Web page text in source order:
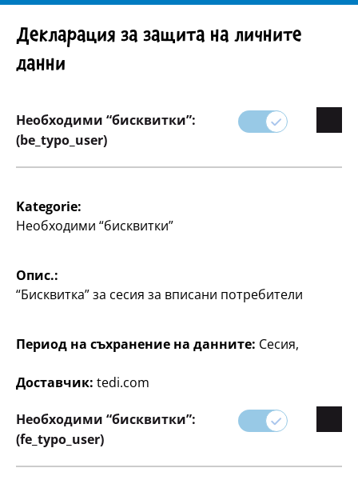
Асортимент
Поддържайте дома си чист и организиран с
TEDi.
Селекцията ни включва всичко - от кухненски
съхранение, които ви помагат да спестите място
направят ежедневието ви по-лесно и по-приятно,
като ви помагат да поддържате чиста и
Декларация за защита на личните
данни
Необходими “бисквитки”:
(be_typo_user)
Kategorie:
Необходими “бисквитки”
Опис.:
“Бисквитка” за сесия за вписани потребители
Период на съхранение на данните: Сесия,
Доставчик: tedi.com
Необходими “бисквитки”:
(fe_typo_user)